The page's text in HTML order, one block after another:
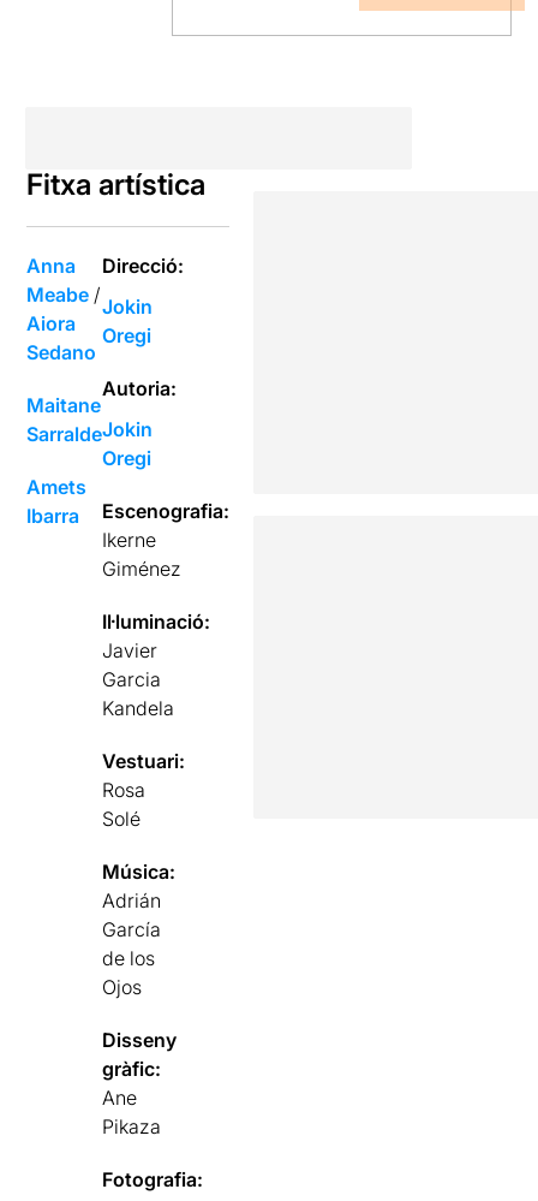
Fitxa artística
Anna
Meabe /
Aiora
Sedano
Maitane
Sarralde
Amets
Ibarra
Direcció:
Jokin
Oregi
Autoria:
Jokin
Oregi
Escenografia:
Ikerne
Giménez
Il·luminació:
Javier
Garcia
Kandela
Vestuari:
Rosa
Solé
Música:
Adrián
García
de los
Ojos
Disseny
gràfic:
Ane
Pikaza
Fotografia: